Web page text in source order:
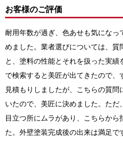
お客様のご評価
耐用年数が過ぎ、色あせも気にな
めました。業者選びについては、質
と、塗料の性能とそれを扱った実績
で検索すると美匠が出てきたので
見積もりしましたが、こちらの質
いたので、美匠に決めました。ただ
目立つ所にムラがあり、こちらから
た。外壁塗装完成後の出来は満足で